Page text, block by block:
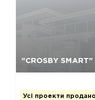
"CROSBY SMART"
Усі проекти продано